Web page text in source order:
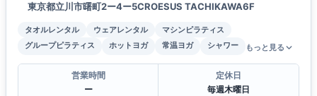
東京都立川市曙町2ー4ー5CROESUS TACHIKAWA6F
タオルレンタル ウェアレンタル
マシンピラティス
グループピラティス
ホットヨガ 常温ヨガ シャワー もっと見る
営業時間
ー
定休日
毎週木曜日